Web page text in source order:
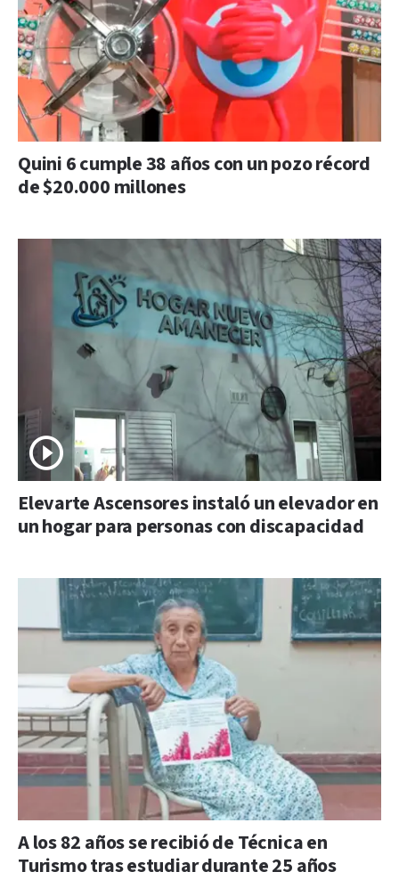
Quini 6 cumple 38 años con un pozo récord
de $20.000 millones
Elevarte Ascensores instaló un elevador en
un hogar para personas con discapacidad
A los 82 años se recibió de Técnica en
Turismo tras estudiar durante 25 años